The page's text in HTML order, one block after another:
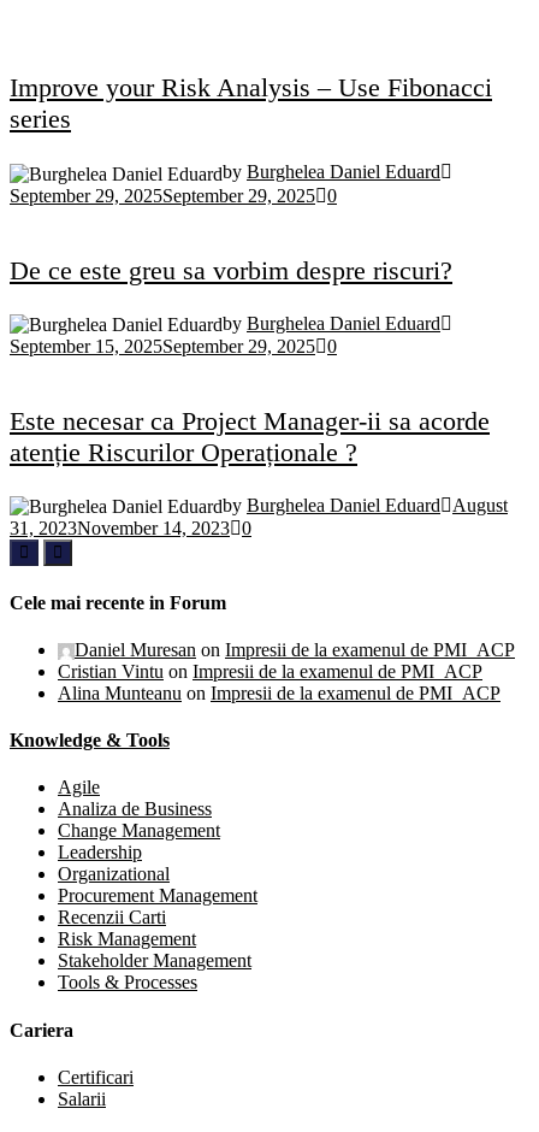
Improve your Risk Analysis – Use Fibonacci
series
by Burghelea Daniel Eduard
September 29, 2025September 29, 2025 0
De ce este greu sa vorbim despre riscuri?
by Burghelea Daniel Eduard
September 15, 2025September 29, 2025 0
Este necesar ca Project Manager-ii sa acorde
atenție Riscurilor Operaționale ?
by Burghelea Daniel Eduard
August
31, 2023November 14, 2023 0
Cele mai recente in Forum
Daniel Muresan on Impresii de la examenul de PMI_ACP
Cristian Vintu on Impresii de la examenul de PMI_ACP
Alina Munteanu on Impresii de la examenul de PMI_ACP
Knowledge & Tools
Agile
Analiza de Business
Change Management
Leadership
Organizational
Procurement Management
Recenzii Carti
Risk Management
Stakeholder Management
Tools & Processes
Cariera
Certificari
Salarii